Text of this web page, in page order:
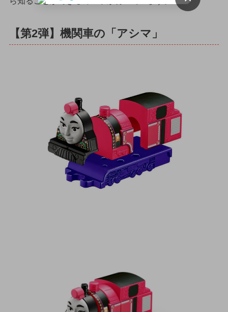
【第2弾】機関車の「アシマ」